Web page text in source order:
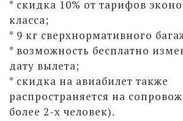
* скидка 10% от тарифов
класса;
* 9 кг сверхнормативного
* возможность бесплатно
дату вылета;
* скидка на авиабилет также
распространяется на
более 2-х человек).